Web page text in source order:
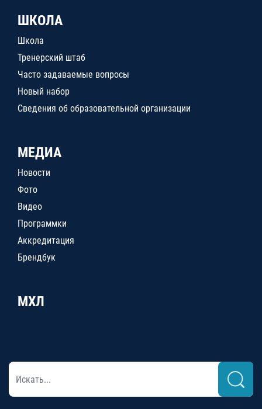
ШКОЛА
Школа
Тренерский штаб
Часто задаваемые вопросы
Новый набор
Сведения об образовательной организации
МЕДИА
Новости
Фото
Видео
Программки
Аккредитация
Брендбук
МХЛ